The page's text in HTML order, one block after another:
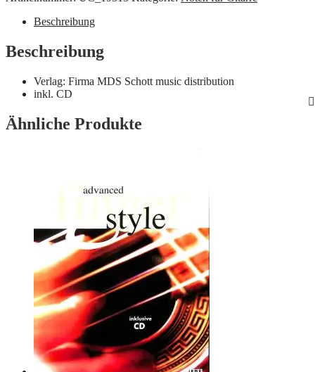
Menge
Beschreibung
Beschreibung
Verlag: Firma MDS Schott music distribution
inkl. CD
Ähnliche Produkte